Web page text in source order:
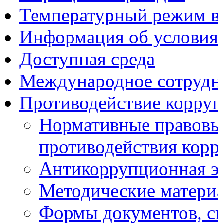
Температурный режим
Информация об
Доступная среда
Международное
Противодействие
Нормативные
противодействия
Антикоррупционная
Методические
Формы документов,